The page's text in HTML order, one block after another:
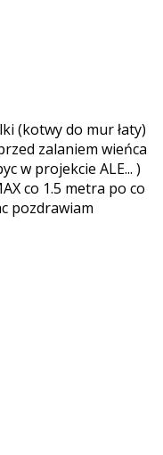
(kotwy do mur łaty)
zalaniem wieńca
w projekcie ALE... )
co 1.5 metra po co
pozdrawiam